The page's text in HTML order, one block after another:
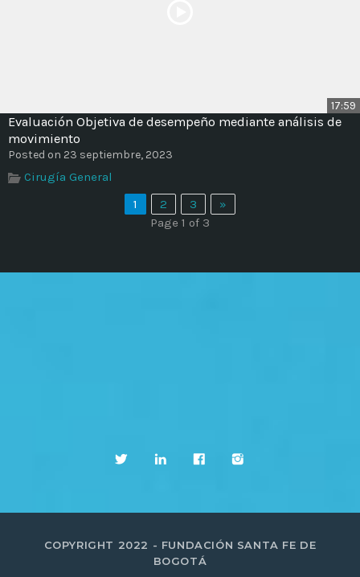
17:59
Evaluación Objetiva de desempeño mediante análisis de
movimiento
Posted on 23 septiembre, 2023
Cirugía General
1
2 3
»
Page 1 of 3
COPYRIGHT 2022 - FUNDACIÓN SANTA FE DE
BOGOTÁ